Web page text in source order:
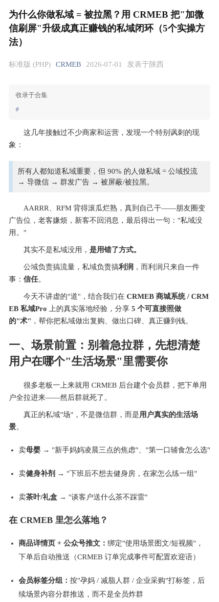
为什么你做私域 = 被拉黑？用 CRMEB 把"加微
信刷屏"升级成真正赚钱的私域闭环（5个实操方
法）
标准版 (PHP) CRMEB 2026-07-01 发表于陕西
收录于合集
#
这几年接触过不少商家和运营，发现一个特别讽刺的现
象：
所有人都知道私域重要，但 90% 的人做私域 = 公域投流
→ 导微信 → 群发广告 → 被屏蔽/被拉黑。
AARRR、RFM 背得滚瓜烂熟，真到自己干——朋友圈变
广告位，老客嫌烦，新客不回消息，最后得出一句："私域没
用。"
其实不是私域没用， 是用错了方式。
公域负责搞流量，私域负责搞利润 ，而利润只来自一件
事： 信任。
今天不讲虚的"道"，结合我们在 CRMEB 商城系统 / CRM
EB 私域Pro ​ 上的真实落地经验，分享 5 个可直接照做
的"术" ，帮你把私域做出复购、做出口碑、真正赚到钱。
一、场景前置：别着急拉群，先想清楚
用户在哪个"生活场景"里需要你
很多老板一上来就用 CRMEB 后台建个会员群，把下单用
户全拉进来——然后群就死了。
真正的私域"场"，不是微信群，而是用户真实的生活场
景。
卖母婴
卖健身补剂​ → "下班后不想去健身房，在家怎么练一组"
卖茶叶/礼盒​ → "谈客户送什么茶不踩雷"
在 CRMEB 里怎么落地？
商品详情页 + 公众号推文： 绑定"使用场景图文/短视频"，
下单后自动推送（CRMEB 订单完成事件可配置欢迎语）
会员标签分组： 按"孕妈 / 减脂人群 / 企业采购"打标签，后
续场景内容分群推送，而不是全员炸群